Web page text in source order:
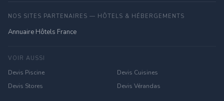
NOS SITES PARTENAIRES — HÔTELS & HÉBERGEMENTS
Annuaire Hôtels France
VOIR AUSSI
Devis Piscine
Devis Cuisines
Devis Stores
Devis Vérandas